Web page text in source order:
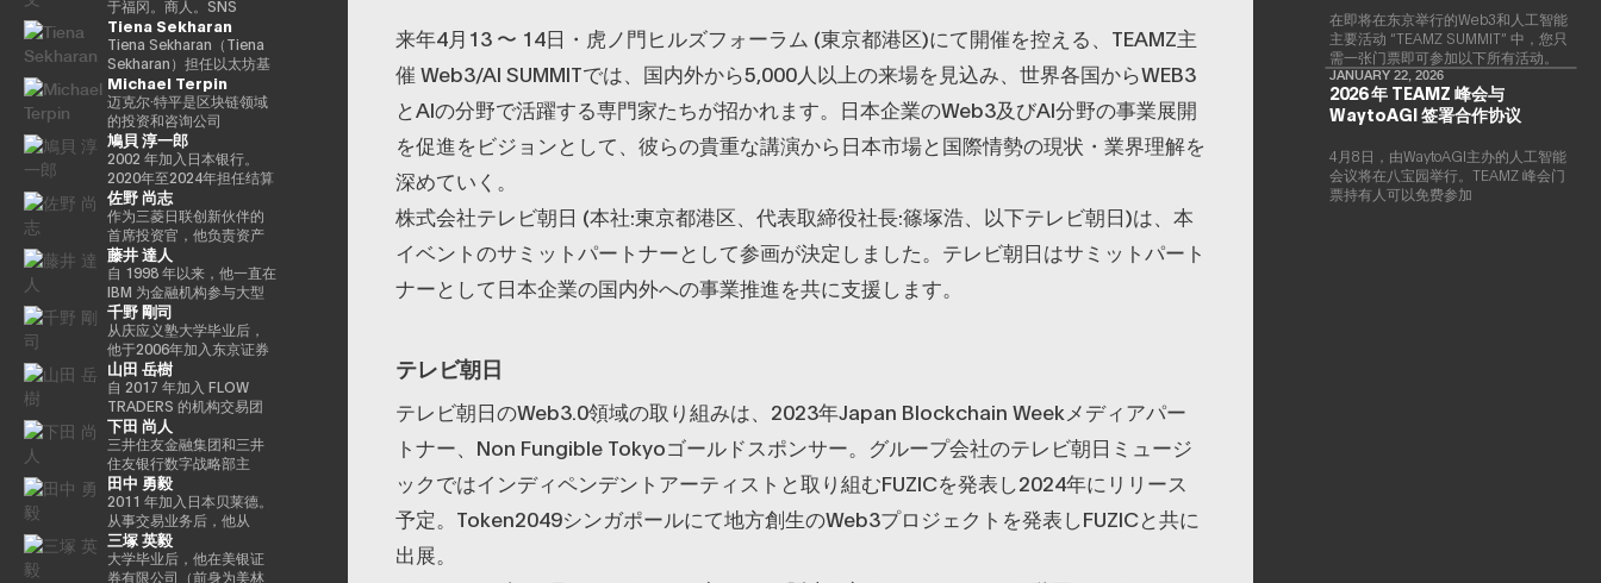
选希望党联合代表选举。
希望党代表（11月-）平成
30年（2018年）全国民主
党联合代表（5月至9月）
全国民主党代表（9月〜）
新国民民主党通过令和
2（2020）支部党成立并
成为代表（9月）（9
月），在令和3（2021）
第49届众议院选举的第49
届众议院选举中获得
94,530张选票，当选为众
议员到目前为止，第 5 学
期 2025.05.01。8月财政
部（现为财务部）在职
1997/7至1999/6借调至外
务省（中东第一司）
20007/2001/6 金融厅证
券交易监督委员会 2001/7
至 2002/6 国税厅大阪国税
局总务科科长 2002/7 至
2005/6（负责特别任务的
部长官专家）2005/7 至
2005/8 财政部首席审计局
识产权战略/酷日本战略/太
空政策）的部长。负责数
字改革的部长在Reiwa 2的
须贺内阁中就职。第一任
数字事务部长在Reiwa 3就
职。现任自民党公共关系
部主任兼数字社会促进部
经理。
愛すべき非生産性の世
界」「夜明け前の
PLAYERS」「成田悠輔の
聞かれちゃいけない話」
「walk」「書く気がおき
ない」など。
部门）”。 2025/8 年，我
登上了 “蓝色起源 NS-34”
任务，并作为世界上第
712 位宇航员前往太空。
他的兴趣涵盖科技、投
资、艺术、慈善、游戏和
太空探索。
达诺的技术开发。
个更公平的数字框架，这
将有助于建立新的资产类
别、边玩边赚的经济和开
放的元宇宙。Yat 于 1990
年在德国雅达利开始了他
的职业生涯。1995年，他
移居香港，创立了香港
Cybercity/Freenation，
这是亚洲第一个免费网页
和免费电子邮件服务提供
商。1998 年，他创立了
Outblaze，该公司被公认
为多语言白标网络服务的
先驱。Outblaze的消息业
务于2009年被出售给了
IBM，然后Outblaze转变
为孵化器，旨在促进在数
字娱乐领域开发服务和产
品的项目和公司。
Animoca Brands就是这
样一家孵化公司，它成立
于2014年。2017 年，我
们建立了道尔顿学习实验
室，这是一个课后数字实
验室，旨在培养发散思维
和设计思维等技能，而这
些技能在传统教育体系中
并不受到重视。他还是
ThinkBlaze的创始人，
ThinkBlaze是Outblaze的
研究部门，负责研究技术
览会（大阪/关西世博会）
主题项目制作人。写真集
《渴望弥撒（2019年阿曼
那）》和NFT作品《波浪
的再数字化（2021年基金
会）》等获得了2016年
PrixarElectronica荣誉
奖、欧盟的StartsPrize和
2019年SXSWCreative
ExperienceArrowardsCreative
ExperienceArrowards。
《阿波罗》杂志40岁以下
40位艺术与科技，亚洲数
字艺术奖卓越奖，以及日
本媒体艺术节艺术部评审
委员会推荐的许多作品。
行，并实现快速价值创
造，以使用卡尔达诺实现
包容性和公平的增长。在
加入基金会之前，他在瑞
士和斯堪的纳维亚国家工
作了17年以上，在专业服
务和金融行业工作，专注
于资本市场、数字资产管
理、私人银行和交易基础
设施。
于福冈。商人。SNS
Media & Consulting Co.,
Ltd. 的创始人目前，他们
活跃于火箭开发、应用生
产以及作为预防医学促进
协会对人们进行预防医学
教育等各个领域。会员制
在线沙龙 “堀江隆文创新大
学（HIU）” 正在开发各种
项目，拥有近700名会员。
http://salon.horiemon.com
这本书《如果你花钱，就
用它来保护自己的身
体》。“CHATGPT 与 “没
有未来工作的人”、“2035
年日本堀右卫门在 10 年后
对未来的完整预测” 等
Tiena Sekharan
Tiena Sekharan（Tiena
Sekharan）担任以太坊基
金会亚太地区（APAC）地
区机构负责人，并通过促
进企业领域的采用来领导
以太坊生态系统的发展。
他的职业生涯始于传统金
融行业，曾担任雷曼兄
弟、法国巴黎银行和摩根
大通等重要职位。在加入
以太坊基金会之前，我属
于摩根大通的区块链部门
KineXYS，负责推广摩根
大通硬币和代币化存款等
产品。
Michael Terpin
迈克尔·特平是区块链领域
的投资和咨询公司
Transform Ventures的创
始人兼首席执行官，同时
也是Supercycle Genesis
Partners, LP的首席执行官
兼首席投资官（CIO）。该
基金是世界上第一个专门
研究比特币的算法加密资
产对冲基金，它建立了一
个投资假设，即比特币每
个周期都以高价出售，并
以最低价格回购更多比特
币。Turpin是一位经验丰
富的高管，作为连续创业
者和投资者活跃了超过35
年，并成功退出多次。基
于这一往绩，成立了位于
波多黎各的家族办公室
Transform Capital。他也
被称为比特币的早期投资
者和思想领袖（思想领
袖），他参与了包括以太
坊和泰达币在内的重大区
块链项目的初始营销和咨
询。由于这些成就，它被
鳩貝 淳一郎
2002 年加入日本银行。
2020年至2024年担任结算
和结算管理局金融科技小
组负责人。2024-2025
年，金融科技中心副主任
兼数字货币验证组负责
人。他从 2025/7 年起被借
调，目前担任现任职务。
自2025/4以来，他一直是
东京大学经济学研究生院
CARF的受邀研究员。翻译
内容包括 “比特币和区块
链：支持加密货币的技术”
（NTT Publishing）和
“掌握以太坊——构建智能
合约和去中心化应用程序”
（O'Reilly Japan）。合著
了《Web3的未解决问题》
（日经英国石油公司）和
《13人对Web3加密资产
的未来预测》（朝日新闻
出版社）。
佐野 尚志
作为三菱日联创新伙伴的
首席投资官，他负责资产
管理规模为800亿日元的基
金中的创业投资和业务发
展，主要是在日本、美国
和亚洲。在加入MUIP之
前，他曾在独立风险投资
公司Global Brain参与国
内和国际创业投资和CVC
管理。在此之前，他在索
尼担任品类经理，经营海
外业务，负责为技术投资
和合资设立以及零售能源
业务等新业务项目提供资
金。
藤井 達人
自 1998 年以来，他一直在
IBM 为金融机构参与大型
银行核心系统开发和咨询
服务。在微软工作后，他
参与了三菱日联金融集团
的创新业务并领导了DX项
目。在AU Financial
Holdings担任执行官、首
席数字官和IT总经理以及
微软的业务执行官兼金融
创新部门经理之后，他目
前担任现任职务。通用公
司协会 FINOVATORS 成
立。2021年被任命为日本
区块链协会理事。毕业于
同志社大学，在东京大学
完成了第17次EMP。
千野 剛司
从庆应义塾大学毕业后，
他于2006年加入东京证券
交易所。2008年金融危机
后，他参与了债务违约管
理流程改进项目，领导了
日本证券清算组织的场外
衍生品（信用违约互换和
利率互换）结算项目，并
负责日本交易所集团清算
结算领域的业务规划。自
2016年以来，我一直在
PWCJapan首席执行官办
公室（企业规划）支持领
导团队的战略讨论。
山田 岳樹
自 2017 年加入 FLOW
TRADERS 的机构交易团
队以来，Takeki 一直为机
构投资者提供流动性服
务，通过大宗交易覆盖包
括 ETF、国际债券及数字
资产在内的多种资产类
别，工作地点涵盖新加坡
及香港。 他同时负责日本
业务的整体发展，与日本
国内的机构投资者、ETF
下田 尚人
三井住友金融集团和三井
住友银行数字战略部主
任。总结SMBC集团在数
字资产方面的工作。日本
银行结算与结算服务局顾
问，任期至2025/6。结算
与结算管理局利用新技术
（Project Agora等）参与
田中 勇毅
2011 年加入日本贝莱德。
从事交易业务后，他从
2024/3年起担任贝莱德全
球市场经理，负责监督交
易、证券借贷和现金管
三塚 英毅
大学毕业后，他在美银证
券有限公司（前身为美林
来年4月13 〜 14日・虎ノ門ヒルズフォーラム (東京都港区)にて開催を控える、TEAMZ主
催 Web3/AI SUMMITでは、国内外から5,000人以上の来場を見込み、世界各国からWEB3
とAIの分野で活躍する専門家たちが招かれます。日本企業のWeb3及びAI分野の事業展開
を促進をビジョンとして、彼らの貴重な講演から日本市場と国際情勢の現状・業界理解を
深めていく。
株式会社テレビ朝日 (本社:東京都港区、代表取締役社長:篠塚浩、以下テレビ朝日)は、本
イベントのサミットパートナーとして参画が決定しました。テレビ朝日はサミットパート
ナーとして日本企業の国内外への事業推進を共に支援します。
テレビ朝日
テレビ朝日のWeb3.0領域の取り組みは、2023年Japan Blockchain Weekメディアパー
トナー、Non Fungible Tokyoゴールドスポンサー。グループ会社のテレビ朝日ミュージ
ックではインディペンデントアーティストと取り組むFUZICを発表し2024年にリリース
予定。Token2049シンガポールにて地方創生のWeb3プロジェクトを発表しFUZICと共に
出展。
在即将在东京举行的Web3和人工智能
主要活动 “TEAMZ SUMMIT” 中，您只
需一张门票即可参加以下所有活动。
JANUARY 22, 2026
2026 年 TEAMZ 峰会与
WaytoAGI 签署合作协议
4月8日，由WaytoAGI主办的人工智能
会议将在八宝园举行。TEAMZ 峰会门
票持有人可以免费参加